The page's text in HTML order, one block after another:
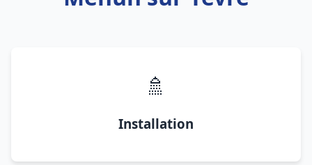
🚿
Installation